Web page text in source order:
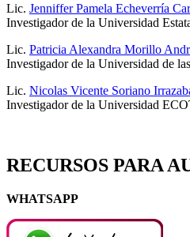
Lic. Jenniffer Pamela Echeverría
Investigador de la Universidad
Lic. Patricia Alexandra Morillo
Investigador de la Universidad de
Lic. Nicolas Vicente Soriano
Investigador de la Universidad
RECURSOS PARA
WHATSAPP